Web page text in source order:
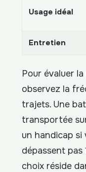
Usage idéal
Entretien
Pour évaluer
observez la
trajets. Une
transportée
un handicap
dépassent pas
choix réside